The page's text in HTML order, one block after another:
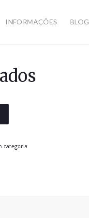
INFORMAÇÕES BLOG
categoria